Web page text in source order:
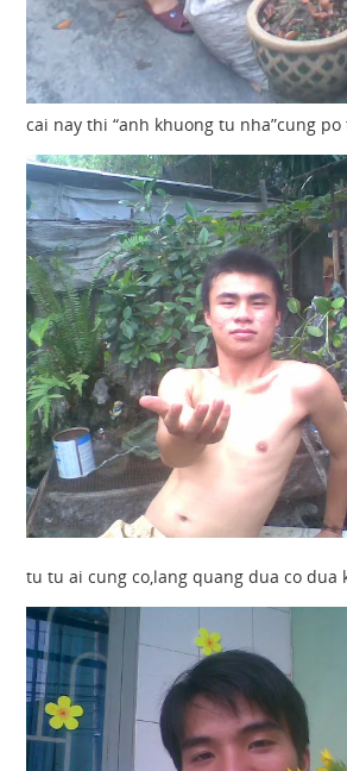
cai nay thi “anh khuong tu nha”cung po
tu tu ai cung co,lang quang dua co dua